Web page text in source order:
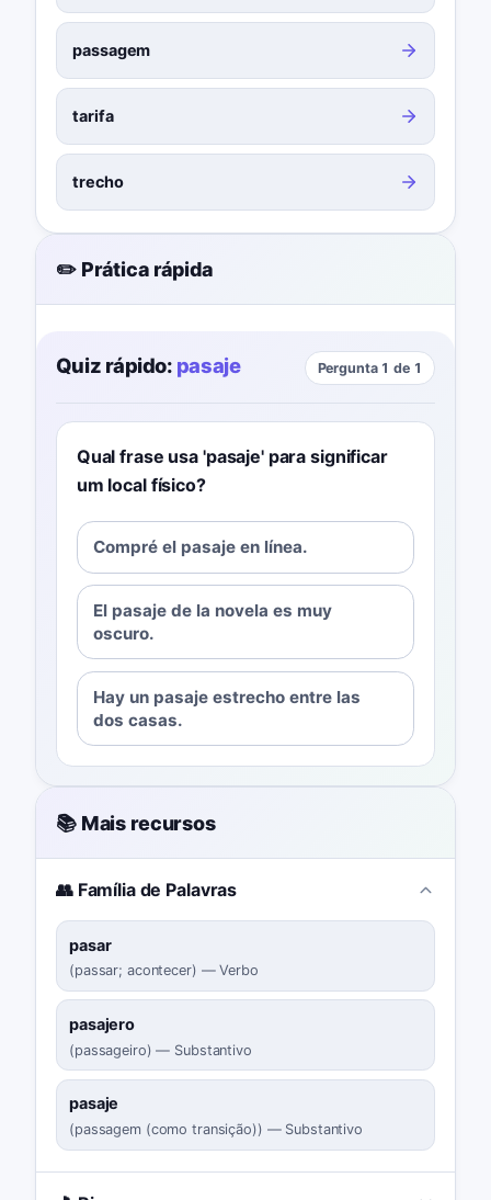
passagem
tarifa
trecho
✏️ Prática rápida
Quiz rápido: pasaje Pergunta 1 de 1
Qual frase usa 'pasaje' para significar
um local físico?
Compré el pasaje en línea.
El pasaje de la novela es muy
oscuro.
Hay un pasaje estrecho entre las
dos casas.
📚 Mais recursos
👥 Família de Palavras
pasar
(passar; acontecer) —Verbo
pasajero
(passageiro) — Substantivo
pasaje
(passagem (como transição)) — Substantivo